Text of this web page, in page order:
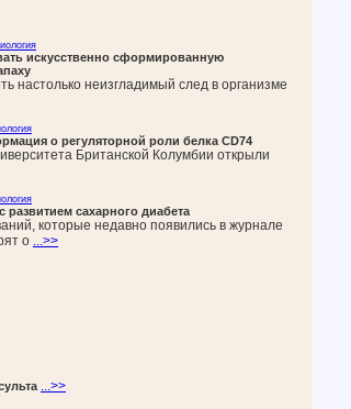
искусственно сформированную
настолько неизгладимый след в организме
о регуляторной роли белка CD74
Британской Колумбии открыли
развитием сахарного диабета
которые недавно появились в журнале
о
...>>
...>>